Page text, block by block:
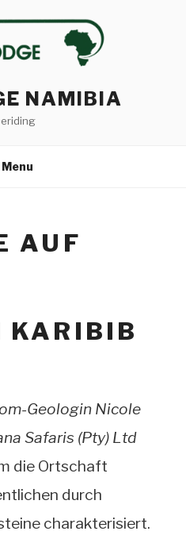
NAMIBIA
Menu
AUF
KARIBIB
Geologin Nicole
Safaris (Pty) Ltd
die Ortschaft
durch
charakterisiert.